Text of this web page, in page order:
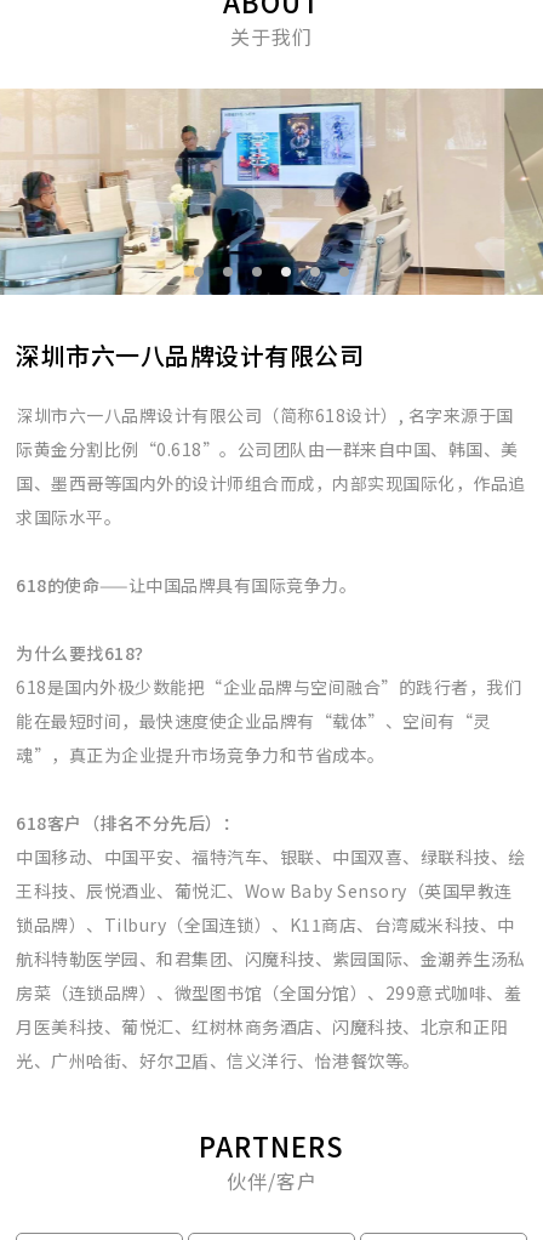
关于我们
深圳市六一八品牌设计有限公司
深圳市六一八品牌设计有限公司（简称618设计）, 名字来源于国
际黄金分割比例“0.618”。公司团队由一群来自中国、韩国、美
国、墨西哥等国内外的设计师组合而成，内部实现国际化，作品追
求国际水平。
618的使命——让中国品牌具有国际竞争力。
为什么要找618？
618是国内外极少数能把“企业品牌与空间融合”的践行者，我们
能在最短时间，最快速度使企业品牌有“载体”、空间有“灵
魂”，真正为企业提升市场竞争力和节省成本。
618客户（排名不分先后）：
中国移动、中国平安、福特汽车、银联、中国双喜、绿联科技、绘
王科技、辰悦酒业、葡悦汇、Wow Baby Sensory（英国早教连
锁品牌）、Tilbury（全国连锁）、K11商店、台湾威米科技、中
航科特勒医学园、和君集团、闪魔科技、紫园国际、金潮养生汤私
房菜（连锁品牌）、微型图书馆（全国分馆）、299意式咖啡、羞
月医美科技、葡悦汇、红树林商务酒店、闪魔科技、北京和正阳
光、广州哈街、好尔卫盾、信义洋行、怡港餐饮等。
PARTNERS
伙伴/客户